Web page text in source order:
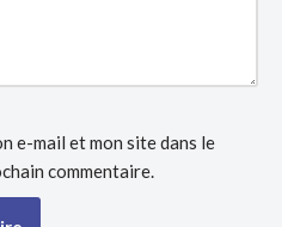
e-mail et mon site dans le
commentaire.